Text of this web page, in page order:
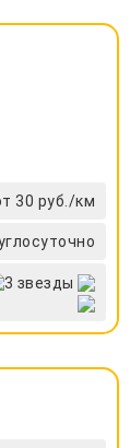
30 руб./км